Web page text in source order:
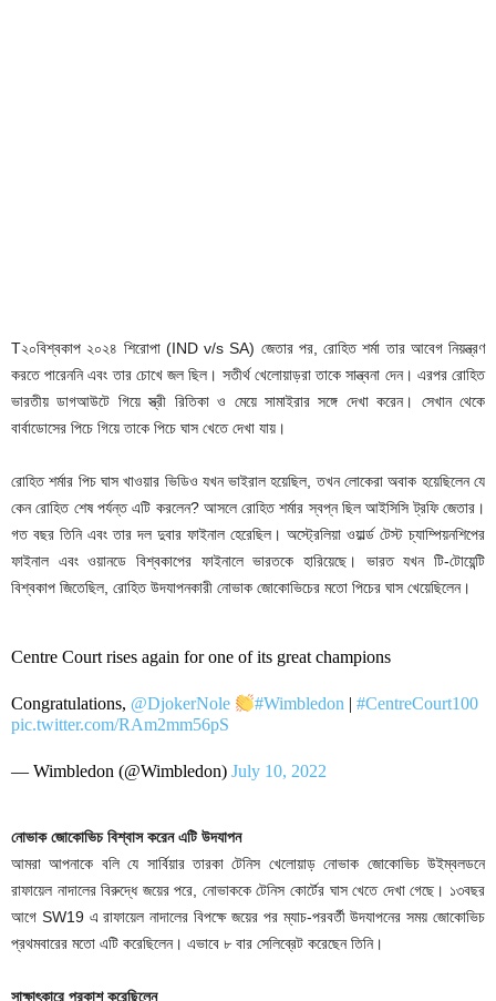
T২০বিশ্বকাপ ২০২৪ শিরোপা (IND v/s SA) জেতার পর, রোহিত শর্মা তার আবেগ নিয়ন্ত্রণ
করতে পারেননি এবং তার চোখে জল ছিল। সতীর্থ খেলোয়াড়রা তাকে সান্ত্বনা দেন। এরপর রোহিত
ভারতীয় ডাগআউটে গিয়ে স্ত্রী রিতিকা ও মেয়ে সামাইরার সঙ্গে দেখা করেন। সেখান থেকে
বার্বাডোসের পিচে গিয়ে তাকে পিচে ঘাস খেতে দেখা যায়।
রোহিত শর্মার পিচ ঘাস খাওয়ার ভিডিও যখন ভাইরাল হয়েছিল, তখন লোকেরা অবাক হয়েছিলেন যে
কেন রোহিত শেষ পর্যন্ত এটি করলেন? আসলে রোহিত শর্মার স্বপ্ন ছিল আইসিসি ট্রফি জেতার।
গত বছর তিনি এবং তার দল দুবার ফাইনাল হেরেছিল। অস্ট্রেলিয়া ওয়ার্ল্ড টেস্ট চ্যাম্পিয়নশিপের
ফাইনাল এবং ওয়ানডে বিশ্বকাপের ফাইনালে ভারতকে হারিয়েছে। ভারত যখন টি-টোয়েন্টি
বিশ্বকাপ জিতেছিল, রোহিত উদযাপনকারী নোভাক জোকোভিচের মতো পিচের ঘাস খেয়েছিলেন।
Centre Court rises again for one of its great champions
Congratulations, @DjokerNole #Wimbledon |#CentreCourt100
pic.twitter.com/RAm2mm56pS
— Wimbledon (@Wimbledon) July 10, 2022
নোভাক জোকোভিচ বিশ্বাস করেন এটি উদযাপন
আমরা আপনাকে বলি যে সার্বিয়ার তারকা টেনিস খেলোয়াড় নোভাক জোকোভিচ উইম্বলডনে
রাফায়েল নাদালের বিরুদ্ধে জয়ের পরে, নোভাককে টেনিস কোর্টের ঘাস খেতে দেখা গেছে। ১৩বছর
আগে SW19 এ রাফায়েল নাদালের বিপক্ষে জয়ের পর ম্যাচ-পরবর্তী উদযাপনের সময় জোকোভিচ
প্রথমবারের মতো এটি করেছিলেন। এভাবে ৮ বার সেলিব্রেট করেছেন তিনি।
সাক্ষাৎকারে প্রকাশ করেছিলেন